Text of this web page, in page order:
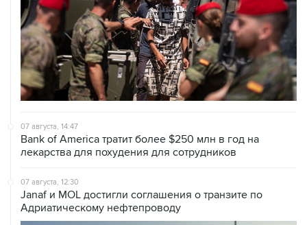
07 августа, 14:47
Bank of America тратит более $250 млн в год на
лекарства для похудения для сотрудников
07 августа, 12:30
Janaf и MOL достигли соглашения о транзите по
Адриатическому нефтепроводу